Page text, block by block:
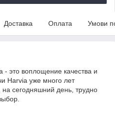
Доставка Оплата Умови
это воплощение качества и
Harvia уже много лет
сегодняшний день, трудно